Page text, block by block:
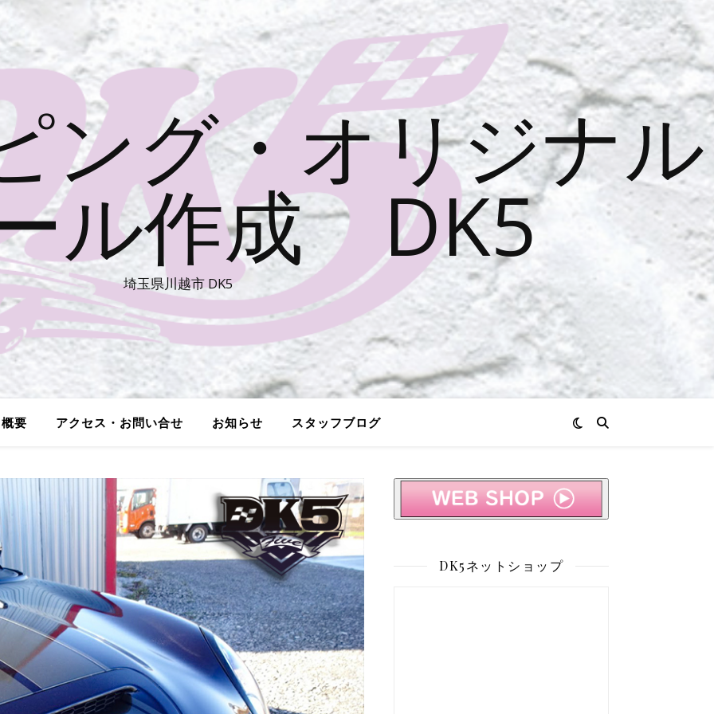
ング・オリジナル
ル作成 DK5
埼玉県川越市 DK5
要 アクセス・お問い合せ お知らせ スタッフブログ
DK5ネットショップ